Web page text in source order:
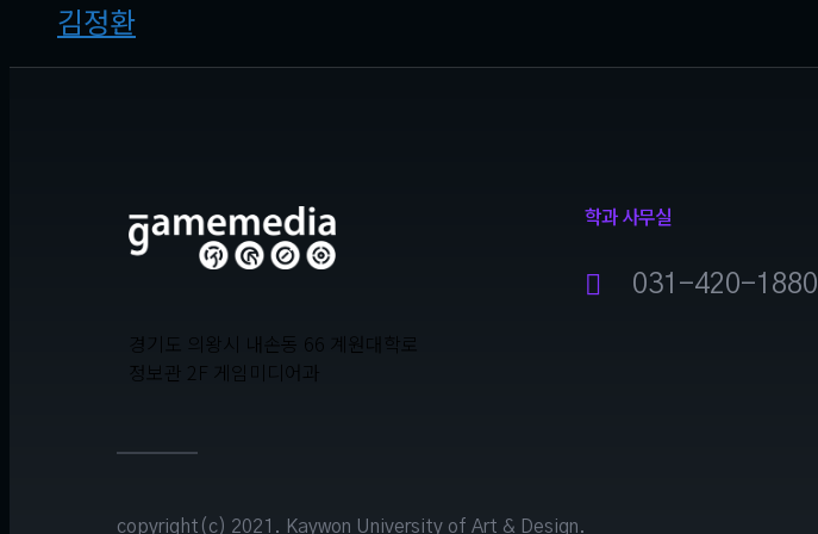
김정환
경기도 의왕시 내손동 66 계원대학로
정보관 2F 게임미디어과
학과 사무실
031-420-1880
copyright(c) 2021. Kaywon University of Art & Design.